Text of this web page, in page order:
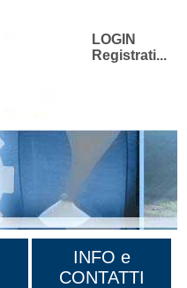
LOGIN
Registrati...
INFO e
CONTATTI